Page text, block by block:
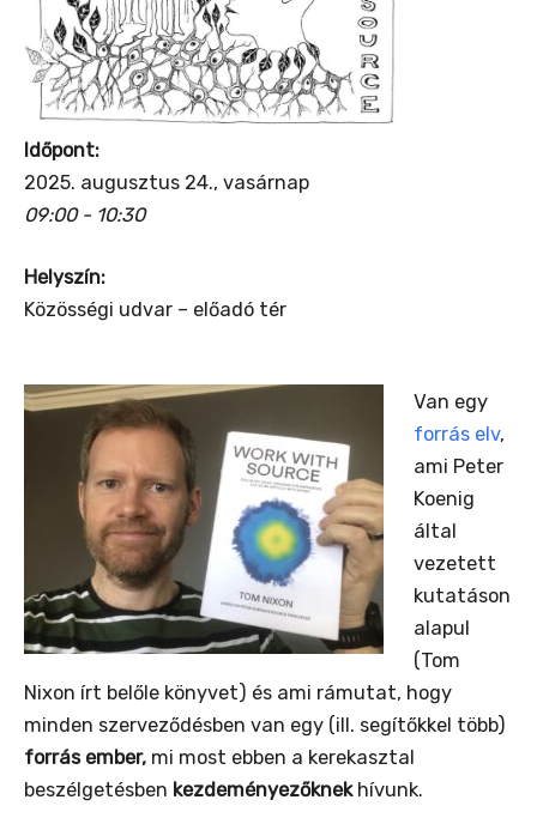
Időpont:
2025. augusztus 24., vasárnap
09:00 - 10:30
Helyszín:
Közösségi udvar – előadó tér
Van egy
forrás elv,
ami Peter
Koenig
által
vezetett
kutatáson
alapul
(Tom
Nixon írt belőle könyvet) és ami rámutat, hogy
minden szerveződésben van egy (ill. segítőkkel több)
forrás ember, mi most ebben a kerekasztal
beszélgetésben kezdeményezőknekhívunk.